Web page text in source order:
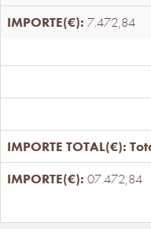
7.472,84
07.472,84